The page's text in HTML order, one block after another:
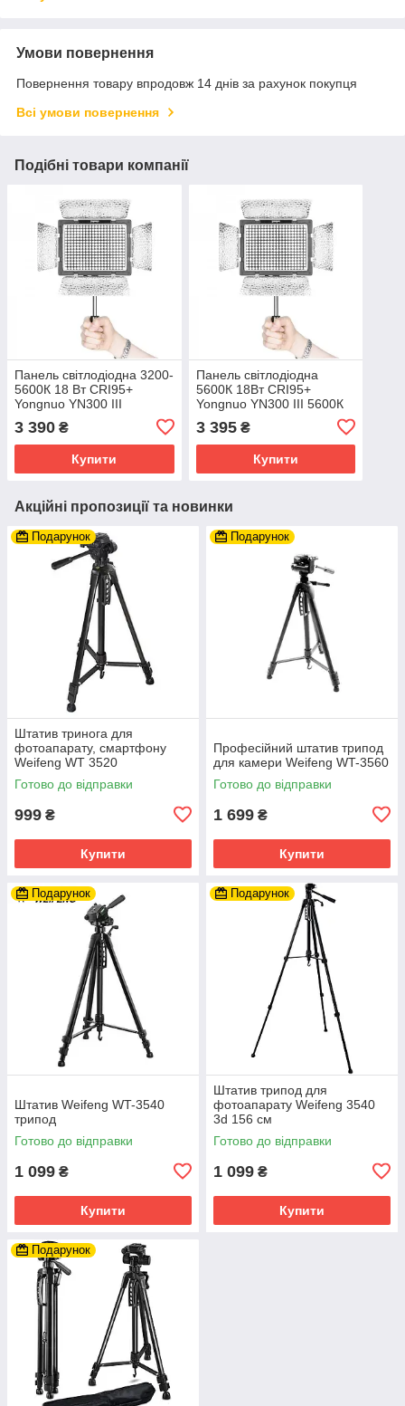
Умови повернення
Повернення товару впродовж 14 днів за рахунок покупця
Всі умови повернення
Подібні товари компанії
Панель світлодіодна 3200-
5600К 18 Вт CRI95+
Yongnuo YN300 III
3 390 ₴
Купити
Панель світлодіодна
5600К 18Вт CRI95+
Yongnuo YN300 III 5600К
3 395₴
Купити
Акційні пропозиції та новинки
Подарунок
Штатив тринога для
фотоапарату, смартфону
Weifeng WT 3520
Готово до відправки
999 ₴
Купити
Подарунок
Професійний штатив трипод
для камери Weifeng WT-3560
Готово до відправки
1 699 ₴
Купити
Подарунок
Штатив Weifeng WT-3540
трипод
Готово до відправки
1 099 ₴
Купити
Подарунок
Штатив трипод для
фотоапарату Weifeng 3540
3d 156 см
Готово до відправки
1 099 ₴
Купити
Подарунок